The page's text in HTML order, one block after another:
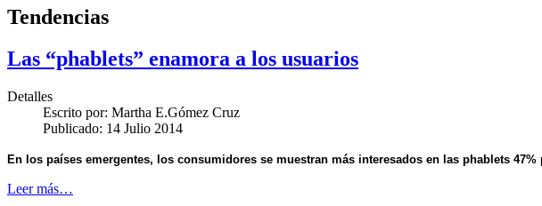
Tendencias
Las “phablets” enamora a los usuarios
Detalles
Escrito por: Martha E.Gómez Cruz
Publicado: 14 Julio 2014
En los países emergentes, los consumidores se muestran más interesados en las phablets
Leer más…